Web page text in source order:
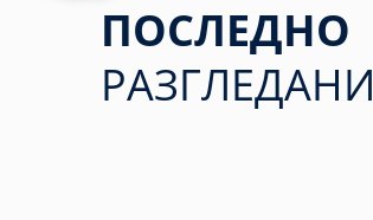
ПОСЛЕДНО
РАЗГЛЕДАНИ